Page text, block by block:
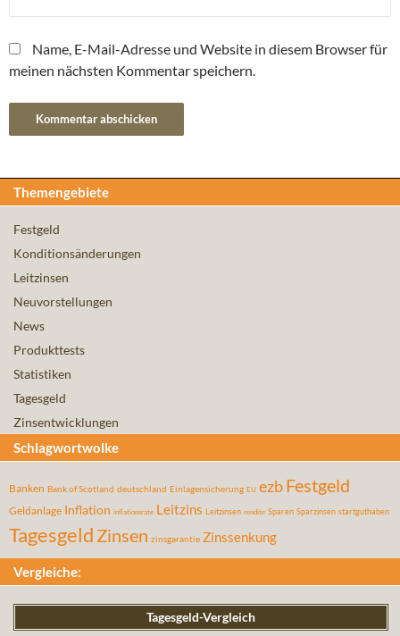
Name, E-Mail-Adresse und Website in diesem Browser für
meinen nächsten Kommentar speichern.
Themengebiete
Festgeld
Konditionsänderungen
Leitzinsen
Neuvorstellungen
News
Produkttests
Statistiken
Tagesgeld
Zinsentwicklungen
Schlagwortwolke
Banken Bank of Scotland deutschland Einlagensicherung EU ezbFestgeld
Geldanlage Inflation inflationsrate Leitzins Leitzinsen rendite Sparen Sparzinsen startguthaben
Tagesgeld Zinsen zinsgarantie Zinssenkung
Vergleiche:
Tagesgeld-Vergleich